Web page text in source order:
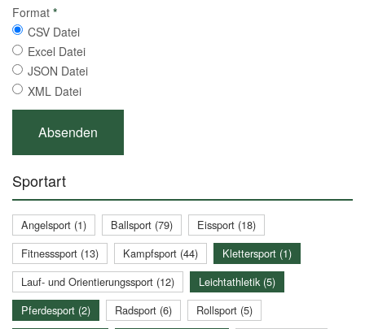
Format *
CSV Datei
Excel Datei
JSON Datei
XML Datei
Sportart
Angelsport (1) Ballsport (79)
Eissport (18)
Fitnesssport (13)
Kampfsport (44)
Klettersport (1)
Lauf- und Orientierungssport (12)
Leichtathletik (5)
Pferdesport (2)
Radsport (6)
Rollsport (5)